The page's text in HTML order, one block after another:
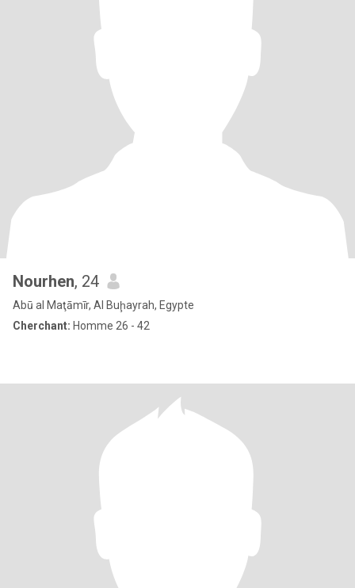
Nourhen, 24
Abū al Maţāmīr, Al Buḩayrah, Egypte
Cherchant: Homme 26 - 42